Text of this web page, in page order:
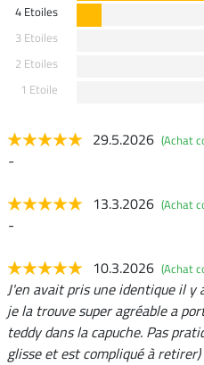
4 Etoiles
3 Etoiles
2 Etoiles
1 Etoile
29.5.2026 (Achat
-
13.3.2026 (Achat
-
10.3.2026 (Achat
J'en avait pris une identique il
je la trouve super agréable a
teddy dans la capuche. Pas
glisse et est compliqué à retirer)